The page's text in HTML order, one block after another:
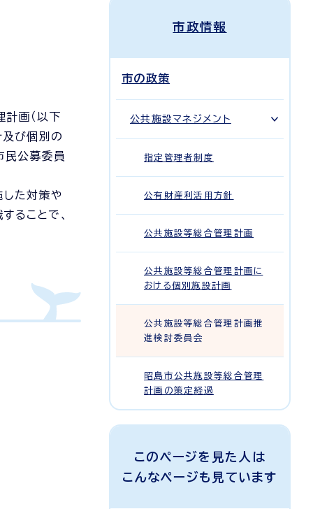
画（以下
及び個別の
民公募委員
した対策や
ることで、
市政情報
市の政策
公共施設マネジメント
指定管理者制度
公有財産利活用方針
公共施設等総合管理計画
公共施設等総合管理計画に
おける個別施設計画
公共施設等総合管理計画推
進検討委員会
昭島市公共施設等総合管理
計画の策定経過
このページを見た人は
こんなページも見ています